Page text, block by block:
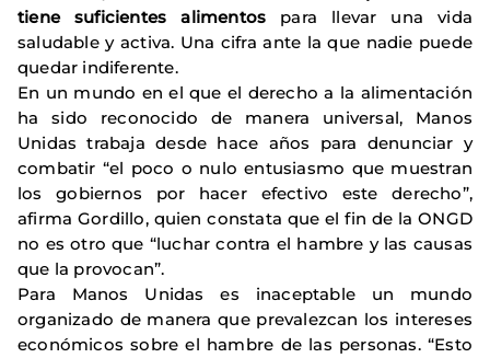
tiene suficientes alimentos para llevar una vida
saludable y activa. Una cifra ante la que nadie puede
quedar indiferente.
En un mundo en el que el derecho a la alimentación
ha sido reconocido de manera universal, Manos
Unidas trabaja desde hace años para denunciar y
combatir “el poco o nulo entusiasmo que muestran
los gobiernos por hacer efectivo este derecho”,
afirma Gordillo, quien constata que el fin de la ONGD
no es otro que “luchar contra el hambre y las causas
que la provocan”.
Para Manos Unidas es inaceptable un mundo
organizado de manera que prevalezcan los intereses
económicos sobre el hambre de las personas. “Esto